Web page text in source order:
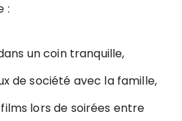
:
un coin tranquille,
de société avec la famille,
lors de soirées entre